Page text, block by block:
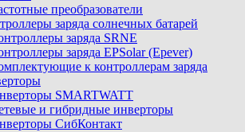
преобразователи
заряда солнечных батарей
заряда SRNE
заряда EPSolar (Epever)
к контроллерам заряда
SMARTWATT
и гибридные инверторы
СибКонтакт